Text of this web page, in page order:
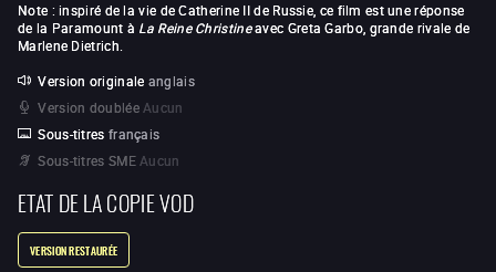
Note : inspiré de la vie de Catherine II de Russie, ce film est une réponse
de la Paramount à La Reine Christineavec Greta Garbo, grande rivale de
Marlene Dietrich.
Version originale anglais
Version doublée Aucun
Sous-titres français
Sous-titres SME Aucun
ETAT DE LA COPIE VOD
VERSION RESTAURÉE